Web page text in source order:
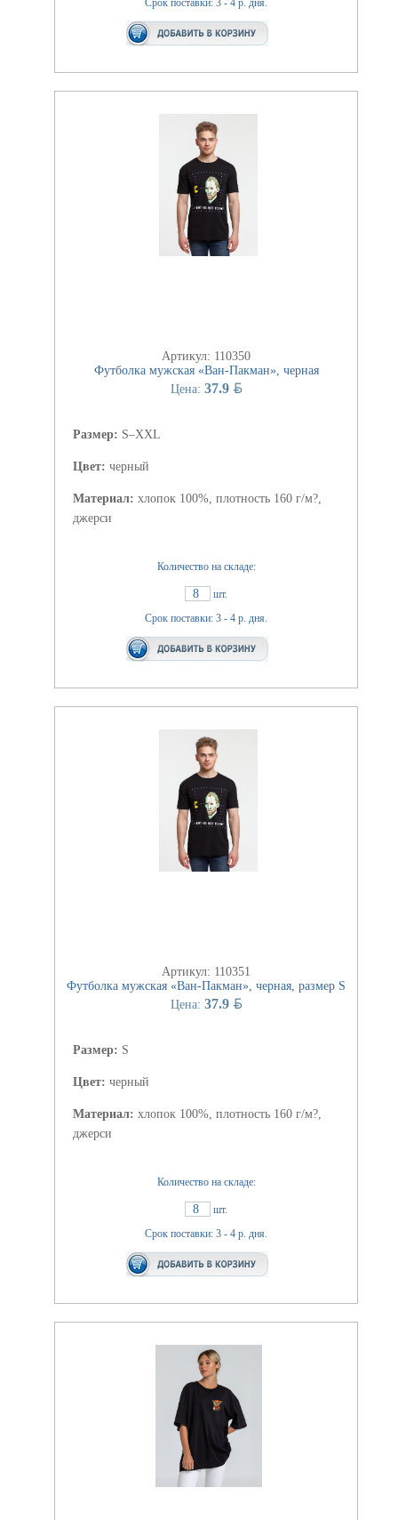
Срок поставки: 3 - 4 р. дня.
Артикул: 110350
Футболка мужская «Ван-Пакман», черная
Цена: 37.9 BYN
Размер: S–XXL
Цвет: черный
Материал: хлопок 100%, плотность 160 г/м?,
джерси
Количество на складе:
8
шт.
Срок поставки: 3 - 4 р. дня.
Артикул: 110351
Футболка мужская «Ван-Пакман», черная, размер S
Цена: 37.9 BYN
Размер: S
Цвет: черный
Материал: хлопок 100%, плотность 160 г/м?,
джерси
Количество на складе:
8
шт.
Срок поставки: 3 - 4 р. дня.